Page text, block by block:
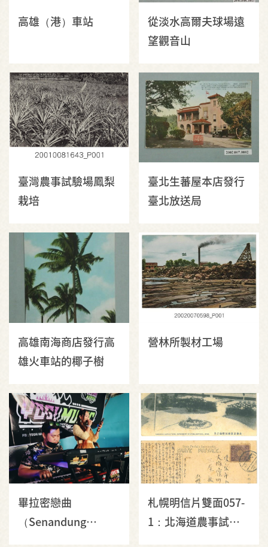
高雄（港）車站
從淡水高爾夫球場遠
望觀音山
臺灣農事試驗場鳳梨
栽培
臺北生蕃屋本店發行
臺北放送局
高雄南海商店發行高
雄火車站的椰子樹
營林所製材工場
畢拉密戀曲
（Senandung
札幌明信片雙面057-
1：北海道農事試驗